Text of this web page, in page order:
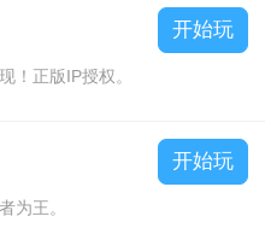
！正版IP授权。
开始玩
为王。
开始玩